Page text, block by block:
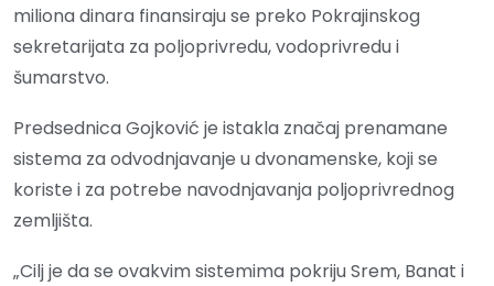
miliona dinara finansiraju se preko Pokrajinskog
sekretarijata za poljoprivredu, vodoprivredu i
šumarstvo.
Predsednica Gojković je istakla značaj prenamane
sistema za odvodnjavanje u dvonamenske, koji se
koriste i za potrebe navodnjavanja poljoprivrednog
zemljišta.
„Cilj je da se ovakvim sistemima pokriju Srem, Banat i